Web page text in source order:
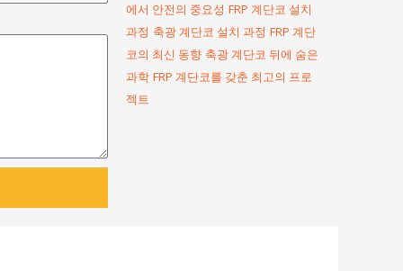
에서 안전의 중요성 FRP 계단코 설치
과정 축광 계단코 설치 과정 FRP 계단
코의 최신 동향 축광 계단코 뒤에 숨은
과학 FRP 계단코를 갖춘 최고의 프로
젝트